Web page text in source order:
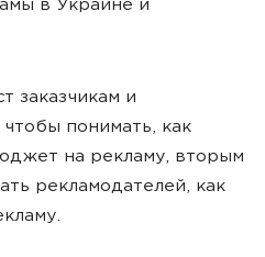
в Украине и
заказчикам и
понимать, как
на рекламу, вторым
рекламодателей, как